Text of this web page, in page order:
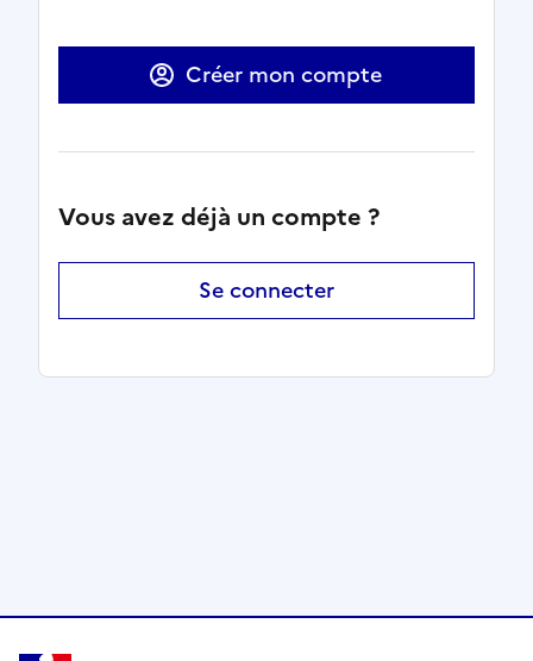
Créer mon compte
Vous avez déjà un compte ?
Se connecter